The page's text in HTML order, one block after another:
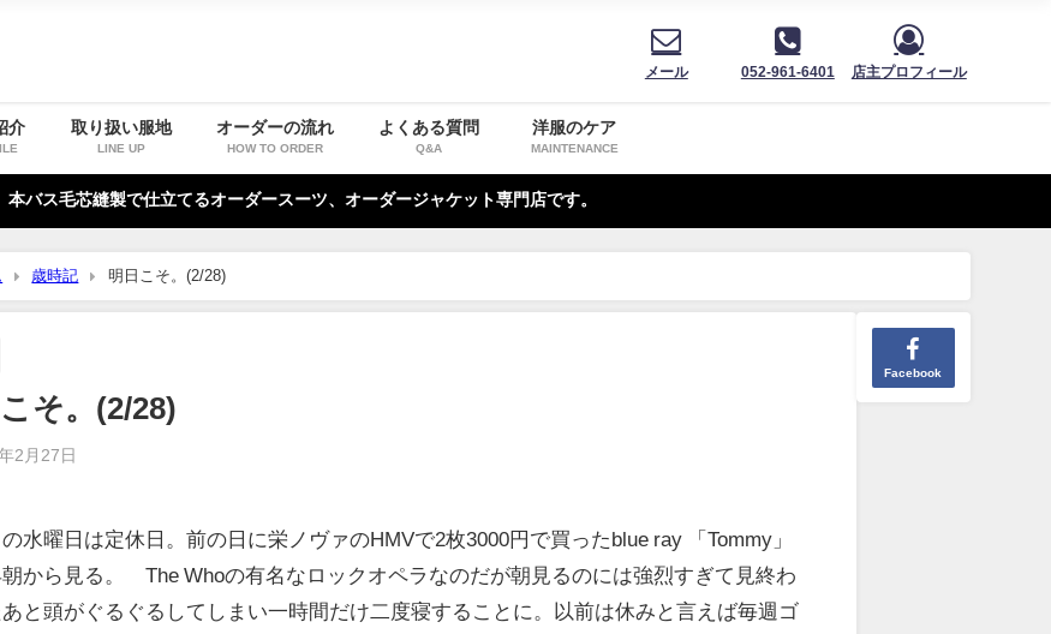
メール 052-961-6401 店主プロフィール
介 取り扱い服地
LINE UP
オーダーの流れ
HOW TO ORDER
よくある質問
Q&A
洋服のケア
MAINTENANCE
本バス毛芯縫製で仕立てるオーダースーツ、オーダージャケット専門店です。
歳時記 明日こそ。(2/28)
Facebook
そ。(2/28)
2月27日
水曜日は定休日。前の日に栄ノヴァのHMVで2枚3000円で買ったblue ray 「Tommy」
朝から見る。 The Whoの有名なロックオペラなのだが朝見るのには強烈すぎて見終わ
あと頭がぐるぐるしてしまい一時間だけ二度寝することに。以前は休みと言えば毎週ゴ